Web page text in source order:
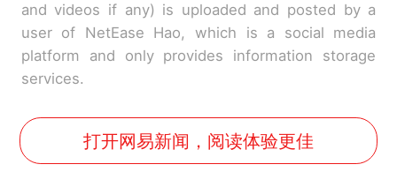
and videos if any) is uploaded and posted by a
user of NetEase Hao, which is a social media
platform and only provides information storage
services.
打开网易新闻，阅读体验更佳